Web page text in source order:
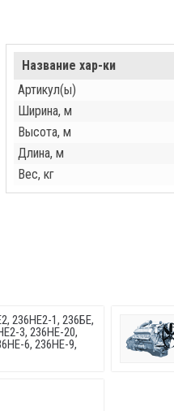
Название хар-ки
Артикул(ы)
Ширина, м
Высота, м
Длина, м
Вес, кг
236НЕ2-1, 236БЕ,
3, 236НЕ-20,
6, 236НЕ-9,